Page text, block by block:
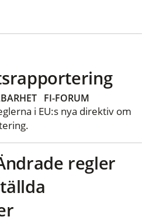
FI-FORUM
i EU:s nya direktiv om
regler